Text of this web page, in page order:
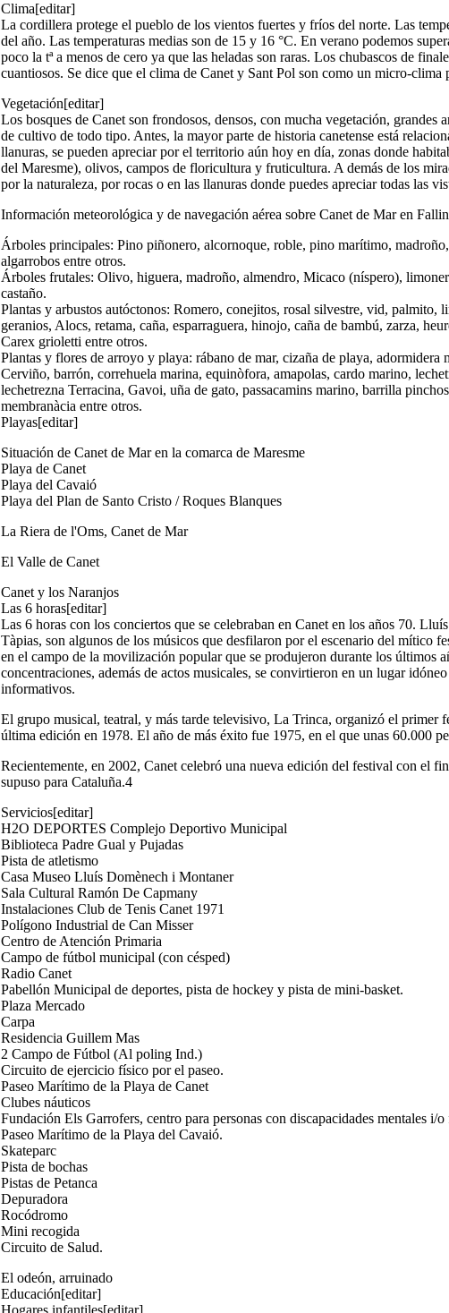
Clima[editar]
La cordillera protege el pueblo de los vientos fuertes y fríos del norte. Las
del año. Las temperaturas medias son de 15 y 16 °C. En verano podemos
poco la tª a menos de cero ya que las heladas son raras. Los chubascos de
cuantiosos. Se dice que el clima de Canet y Sant Pol son como un micro-clima
Vegetación[editar]
Los bosques de Canet son frondosos, densos, con mucha vegetación, grandes
de cultivo de todo tipo. Antes, la mayor parte de historia canetense está
llanuras, se pueden apreciar por el territorio aún hoy en día, zonas donde
del Maresme), olivos, campos de floricultura y fruticultura. A demás de los
por la naturaleza, por rocas o en las llanuras donde puedes apreciar todas las
Información meteorológica y de navegación aérea sobre Canet de Mar en
Árboles principales: Pino piñonero, alcornoque, roble, pino marítimo,
algarrobos entre otros.
Árboles frutales: Olivo, higuera, madroño, almendro, Micaco (níspero),
castaño.
Plantas y arbustos autóctonos: Romero, conejitos, rosal silvestre, vid, palmito,
geranios, Alocs, retama, caña, esparraguera, hinojo, caña de bambú, zarza,
Carex grioletti entre otros.
Plantas y flores de arroyo y playa: rábano de mar, cizaña de playa,
Cerviño, barrón, correhuela marina, equinòfora, amapolas, cardo marino,
lechetrezna Terracina, Gavoi, uña de gato, passacamins marino, barrilla
membranàcia entre otros.
Playas[editar]
Situación de Canet de Mar en la comarca de Maresme
Playa de Canet
Playa del Cavaió
Playa del Plan de Santo Cristo / Roques Blanques
La Riera de l'Oms, Canet de Mar
El Valle de Canet
Canet y los Naranjos
Las 6 horas[editar]
Las 6 horas con los conciertos que se celebraban en Canet en los años 70.
Tàpias, son algunos de los músicos que desfilaron por el escenario del mítico
en el campo de la movilización popular que se produjeron durante los últimos
concentraciones, además de actos musicales, se convirtieron en un lugar
informativos.
El grupo musical, teatral, y más tarde televisivo, La Trinca, organizó el primer
última edición en 1978. El año de más éxito fue 1975, en el que unas 60.000
Recientemente, en 2002, Canet celebró una nueva edición del festival con el
supuso para Cataluña.4
Servicios[editar]
H2O DEPORTES Complejo Deportivo Municipal
Biblioteca Padre Gual y Pujadas
Pista de atletismo
Casa Museo Lluís Domènech i Montaner
Sala Cultural Ramón De Capmany
Instalaciones Club de Tenis Canet 1971
Polígono Industrial de Can Misser
Centro de Atención Primaria
Campo de fútbol municipal (con césped)
Radio Canet
Pabellón Municipal de deportes, pista de hockey y pista de mini-basket.
Plaza Mercado
Carpa
Residencia Guillem Mas
2 Campo de Fútbol (Al poling Ind.)
Circuito de ejercicio físico por el paseo.
Paseo Marítimo de la Playa de Canet
Clubes náuticos
Fundación Els Garrofers, centro para personas con discapacidades mentales i/o
Paseo Marítimo de la Playa del Cavaió.
Skateparc
Pista de bochas
Pistas de Petanca
Depuradora
Rocódromo
Mini recogida
Circuito de Salud.
El odeón, arruinado
Educación[editar]
Hogares infantiles[editar]